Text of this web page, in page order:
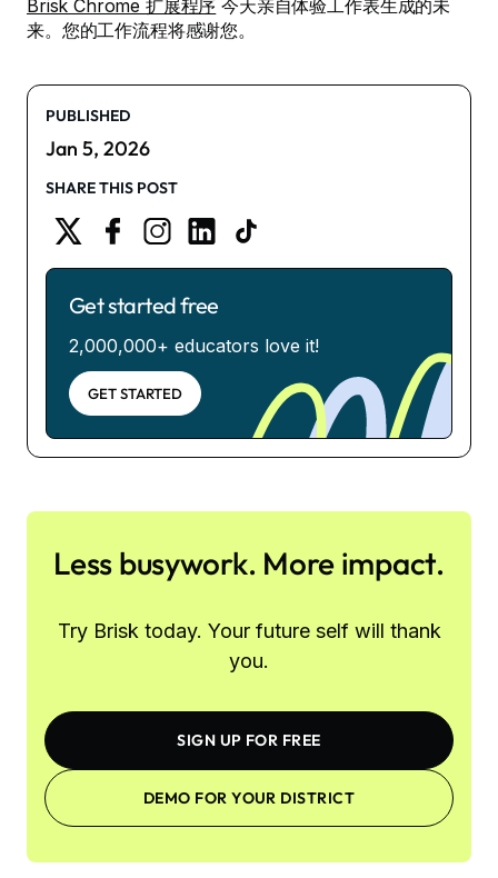
Brisk Chrome 扩展程序 今天亲自体验工作表生成的未
来。您的工作流程将感谢您。
PUBLISHED
Jan 5, 2026
SHARE THIS POST
Get started free
2,000,000+ educators love it!
GET STARTED
Less busywork. More impact.
Try Brisk today. Your future self will thank
you.
SIGN UP FOR FREE
DEMO FOR YOUR DISTRICT